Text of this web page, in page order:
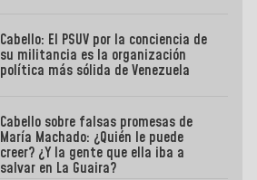
Cabello: El PSUV por la conciencia de
su militancia es la organización
política más sólida de Venezuela
Cabello sobre falsas promesas de
María Machado: ¿Quién le puede
creer? ¿Y la gente que ella iba a
salvar en La Guaira?